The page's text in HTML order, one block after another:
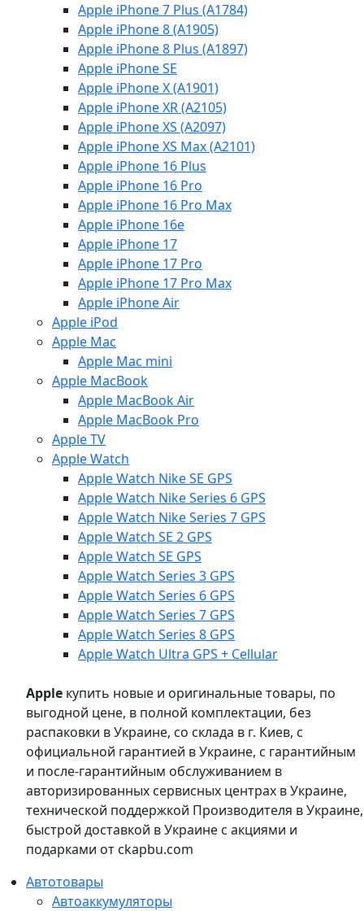
Apple iPhone 7 Plus (A1784)
Apple iPhone 8 (A1905)
Apple iPhone 8 Plus (A1897)
Apple iPhone SE
Apple iPhone X (A1901)
Apple iPhone XR (A2105)
Apple iPhone XS (A2097)
Apple iPhone XS Max (A2101)
Apple iPhone 16 Plus
Apple iPhone 16 Pro
Apple iPhone 16 Pro Max
Apple iPhone 16e
Apple iPhone 17
Apple iPhone 17 Pro
Apple iPhone 17 Pro Max
Apple iPhone Air
Apple iPod
Apple Mac
Apple Mac mini
Apple MacBook
Apple MacBook Air
Apple MacBook Pro
Apple TV
Apple Watch
Apple Watch Nike SE GPS
Apple Watch Nike Series 6 GPS
Apple Watch Nike Series 7 GPS
Apple Watch SE 2 GPS
Apple Watch SE GPS
Apple Watch Series 3 GPS
Apple Watch Series 6 GPS
Apple Watch Series 7 GPS
Apple Watch Series 8 GPS
Apple Watch Ultra GPS + Cellular
Apple купить новые и оригинальные товары, по
выгодной цене, в полной комплектации, без
распаковки в Украине, со склада в г. Киев, с
официальной гарантией в Украине, с гарантийным
и после-гарантийным обслуживанием в
авторизированных сервисных центрах в Украине,
технической поддержкой Производителя в Украине,
быстрой доставкой в Украине с акциями и
подарками от ckapbu.com
Автотовары
Автоаккумуляторы